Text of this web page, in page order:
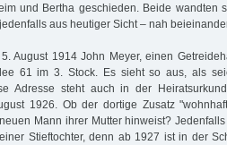
und Bertha geschieden. Beide wandten
aus heutiger Sicht – nah
August 1914 John Meyer, einen
61 im 3. Stock. Es sieht so aus, als
Adresse steht auch in der
1926. Ob der dortige Zusatz
Mann ihrer Mutter hinweist?
Stieftochter, denn ab 1927 ist in der